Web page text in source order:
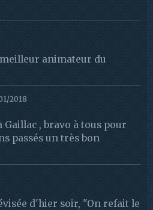
animateur du
2018
, bravo à tous pour
passés un très bon
d'hier soir, "On refait le